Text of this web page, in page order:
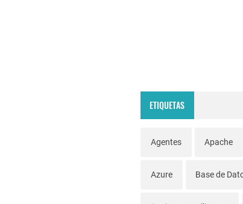
ETIQUETAS
Agentes Apache
Azure Base de